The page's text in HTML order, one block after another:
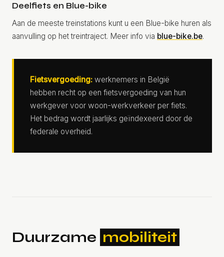
Deelfiets en Blue-bike
Aan de meeste treinstations kunt u een Blue-bike huren als
aanvulling op het treintraject. Meer info via blue-bike.be.
Fietsvergoeding: werknemers in België
hebben recht op een fietsvergoeding van hun
werkgever voor woon-werkverkeer per fiets.
Het bedrag wordt jaarlijks geïndexeerd door de
federale overheid.
Duurzame mobiliteit